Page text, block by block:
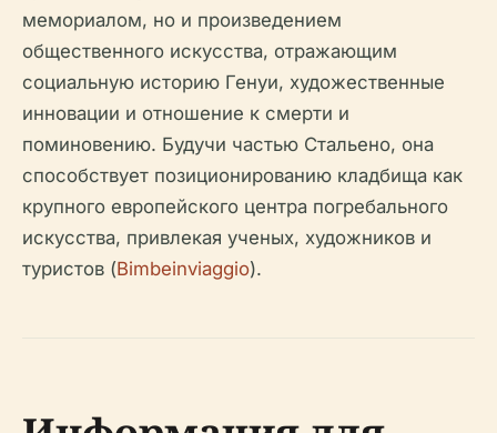
мемориалом, но и произведением
общественного искусства, отражающим
социальную историю Генуи, художественные
инновации и отношение к смерти и
поминовению. Будучи частью Стальено, она
способствует позиционированию кладбища как
крупного европейского центра погребального
искусства, привлекая ученых, художников и
туристов (Bimbeinviaggio).